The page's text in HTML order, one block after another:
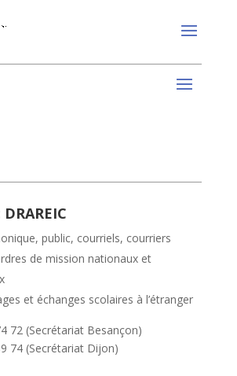
public, courriels, courriers
de mission nationaux et
et échanges scolaires à l’étranger
72 (Secrétariat Besançon)
74 (Secrétariat Dijon)